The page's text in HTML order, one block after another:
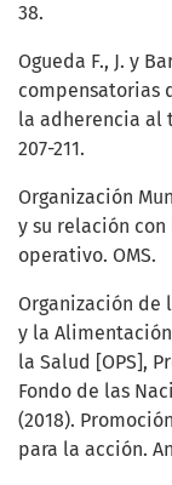
38.
Ogueda F., J. y
compensatorias
la adherencia al
207-211.
Organización
y su relación
operativo. OMS.
Organización de
y la
la Salud [OPS],
Fondo de las
(2018).
para la acción.